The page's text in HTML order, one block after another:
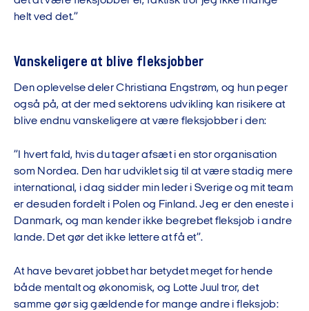
helt ved det.”
Vanskeligere at blive fleksjobber
Den oplevelse deler Christiana Engstrøm, og hun peger
også på, at der med sektorens udvikling kan risikere at
blive endnu vanskeligere at være fleksjobber i den:
”I hvert fald, hvis du tager afsæt i en stor organisation
som Nordea. Den har udviklet sig til at være stadig mere
international, i dag sidder min leder i Sverige og mit team
er desuden fordelt i Polen og Finland. Jeg er den eneste i
Danmark, og man kender ikke begrebet fleksjob i andre
lande. Det gør det ikke lettere at få et”.
At have bevaret jobbet har betydet meget for hende
både mentalt og økonomisk, og Lotte Juul tror, det
samme gør sig gældende for mange andre i fleksjob: